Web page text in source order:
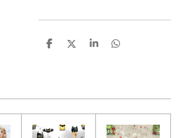
T
n
T
n
T
n
T
n